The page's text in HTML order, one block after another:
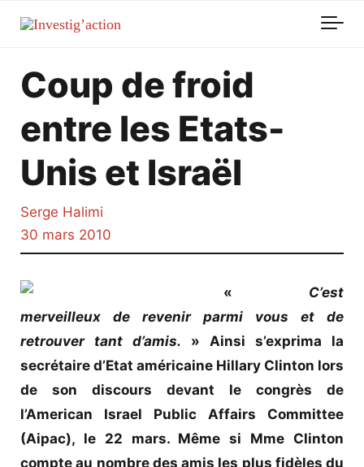
Coup de froid
entre les Etats-
Unis et Israël
Serge Halimi
30 mars 2010
« C’est
merveilleux de revenir parmi vous et de
retrouver tant d’amis. » Ainsi s’exprima la
secrétaire d’Etat américaine Hillary Clinton lors
de son discours devant le congrès de
l’American Israel Public Affairs Committee
(Aipac), le 22 mars. Même si Mme Clinton
compte au nombre des amis les plus fidèles du